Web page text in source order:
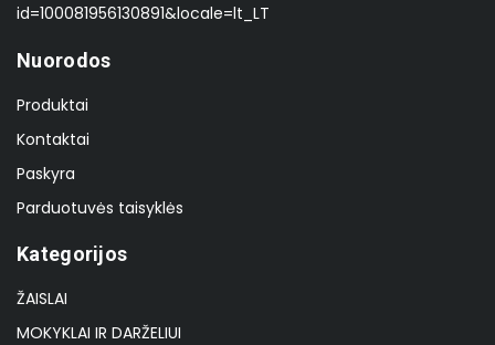
id=100081956130891&locale=lt_LT
Nuorodos
Produktai
Kontaktai
Paskyra
Parduotuvės taisyklės
Kategorijos
ŽAISLAI
MOKYKLAI IR DARŽELIUI